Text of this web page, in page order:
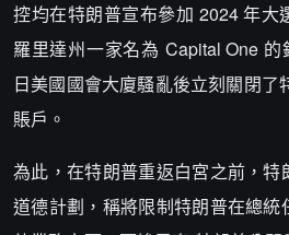
控均在特朗普宣布參加 2024 年大
羅里達州一家名為 Capital One
日美國國會大廈騷亂後立刻關閉了
賬戶。
為此，在特朗普重返白宮之前，
道德計劃，稱將限制特朗普在總